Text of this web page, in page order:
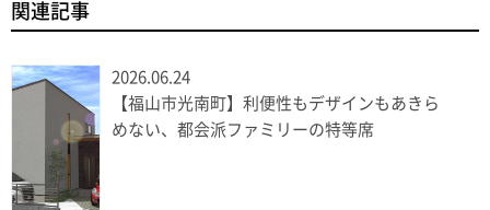
関連記事
2026.06.24
【福山市光南町】利便性もデザインもあきら
めない、都会派ファミリーの特等席